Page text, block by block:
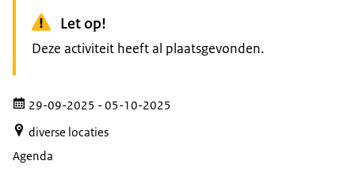
Let op!
Deze activiteit heeft al plaatsgevonden.
29-09-2025 - 05-10-2025
diverse locaties
Agenda